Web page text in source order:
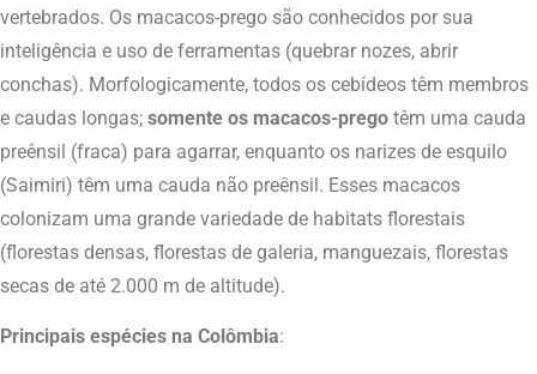
vertebrados. Os macacos-prego são conhecidos por sua
inteligência e uso de ferramentas (quebrar nozes, abrir
conchas). Morfologicamente, todos os cebídeos têm membros
e caudas longas; somente os macacos-prego têm uma cauda
preênsil (fraca) para agarrar, enquanto os narizes de esquilo
(Saimiri) têm uma cauda não preênsil. Esses macacos
colonizam uma grande variedade de habitats florestais
(florestas densas, florestas de galeria, manguezais, florestas
secas de até 2.000 m de altitude).
Principais espécies na Colômbia: